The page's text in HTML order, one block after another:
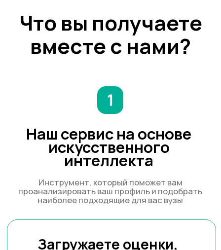
Сервис разрабатывает
вам план поступления
Алгоритм учитывает сильные и слабые
требованиями топ-университетов и выдает
персональный план поступления
глазами приёмной комиссии: получишь баллы
за каждый ключевой параметр — и увидишь, что
нужно прокачать для поступления.